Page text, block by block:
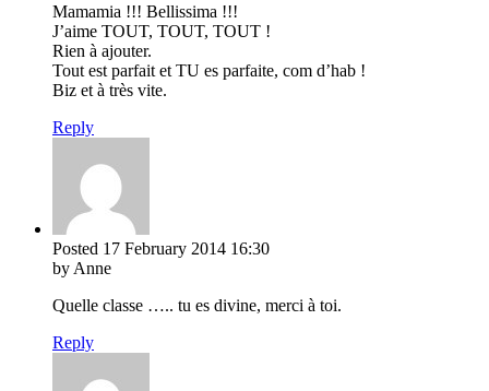
Mamamia !!! Bellissima !!!
J’aime TOUT, TOUT, TOUT !
Rien à ajouter.
Tout est parfait et TU es parfaite, com d’hab !
Biz et à très vite.
Reply
Posted 17 February 2014 16:30
by Anne
Quelle classe ….. tu es divine, merci à toi.
Reply